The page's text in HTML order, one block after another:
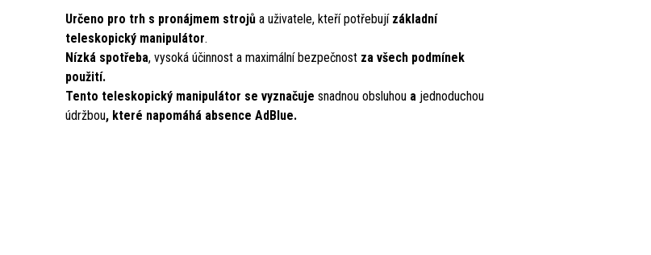
Určeno pro trh s pronájmem strojůa uživatele, kteří potřebují základní
teleskopický manipulátor.
Nízká spotřeba, vysoká účinnost a maximální bezpečnostza všech podmínek
použití.
Tento teleskopický manipulátor se vyznačuje snadnou obsluhoua jednoduchou
údržbou, které napomáhá absence AdBlue.